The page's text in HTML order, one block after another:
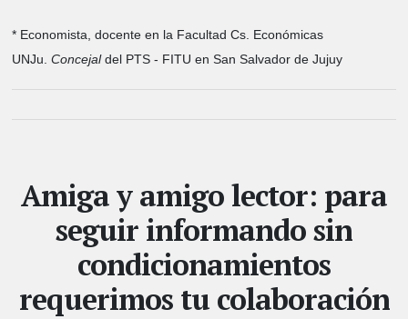
* Economista, docente en la Facultad Cs. Económicas
UNJu.Concejaldel PTS - FITU en San Salvador de Jujuy
Amiga y amigo lector: para
seguir informando sin
condicionamientos
requerimos tu colaboración